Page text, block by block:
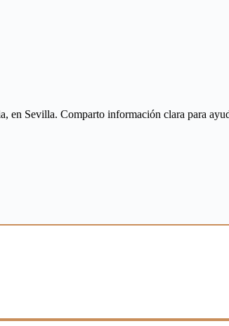
Sevilla. Comparto información clara para